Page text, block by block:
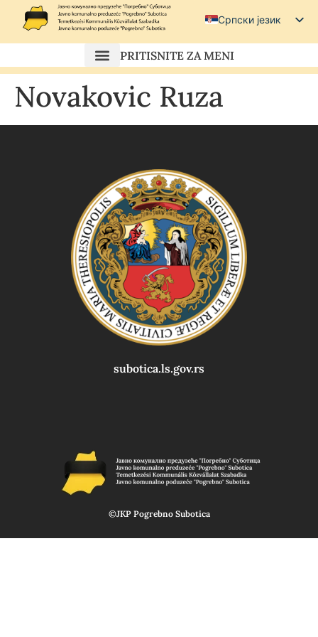
Српски језик
Српски (ћирилица)
Magyar
Hrvatski
PRITISNITE ZA MENI
Novakovic Ruza
subotica.ls.gov.rs
©JKP Pogrebno Subotica